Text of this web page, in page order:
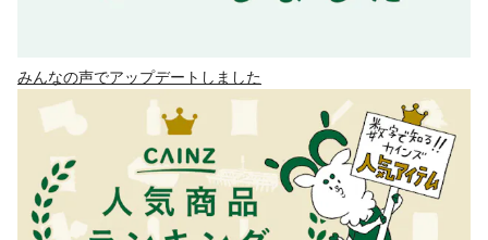
みんなの声でアップデートしました